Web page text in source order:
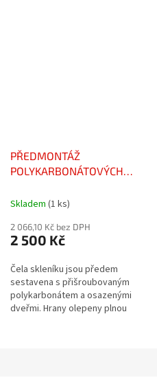
PŘEDMONTÁŽ
POLYKARBONÁTOVÝCH
Skladem (1 ks)
2 066,10 Kč bez DPH
2 500 Kč
Čela skleníku jsou předem
sestavena s přišroubovaným
polykarbonátem a osazenými
dveřmi. Hrany olepeny plnou